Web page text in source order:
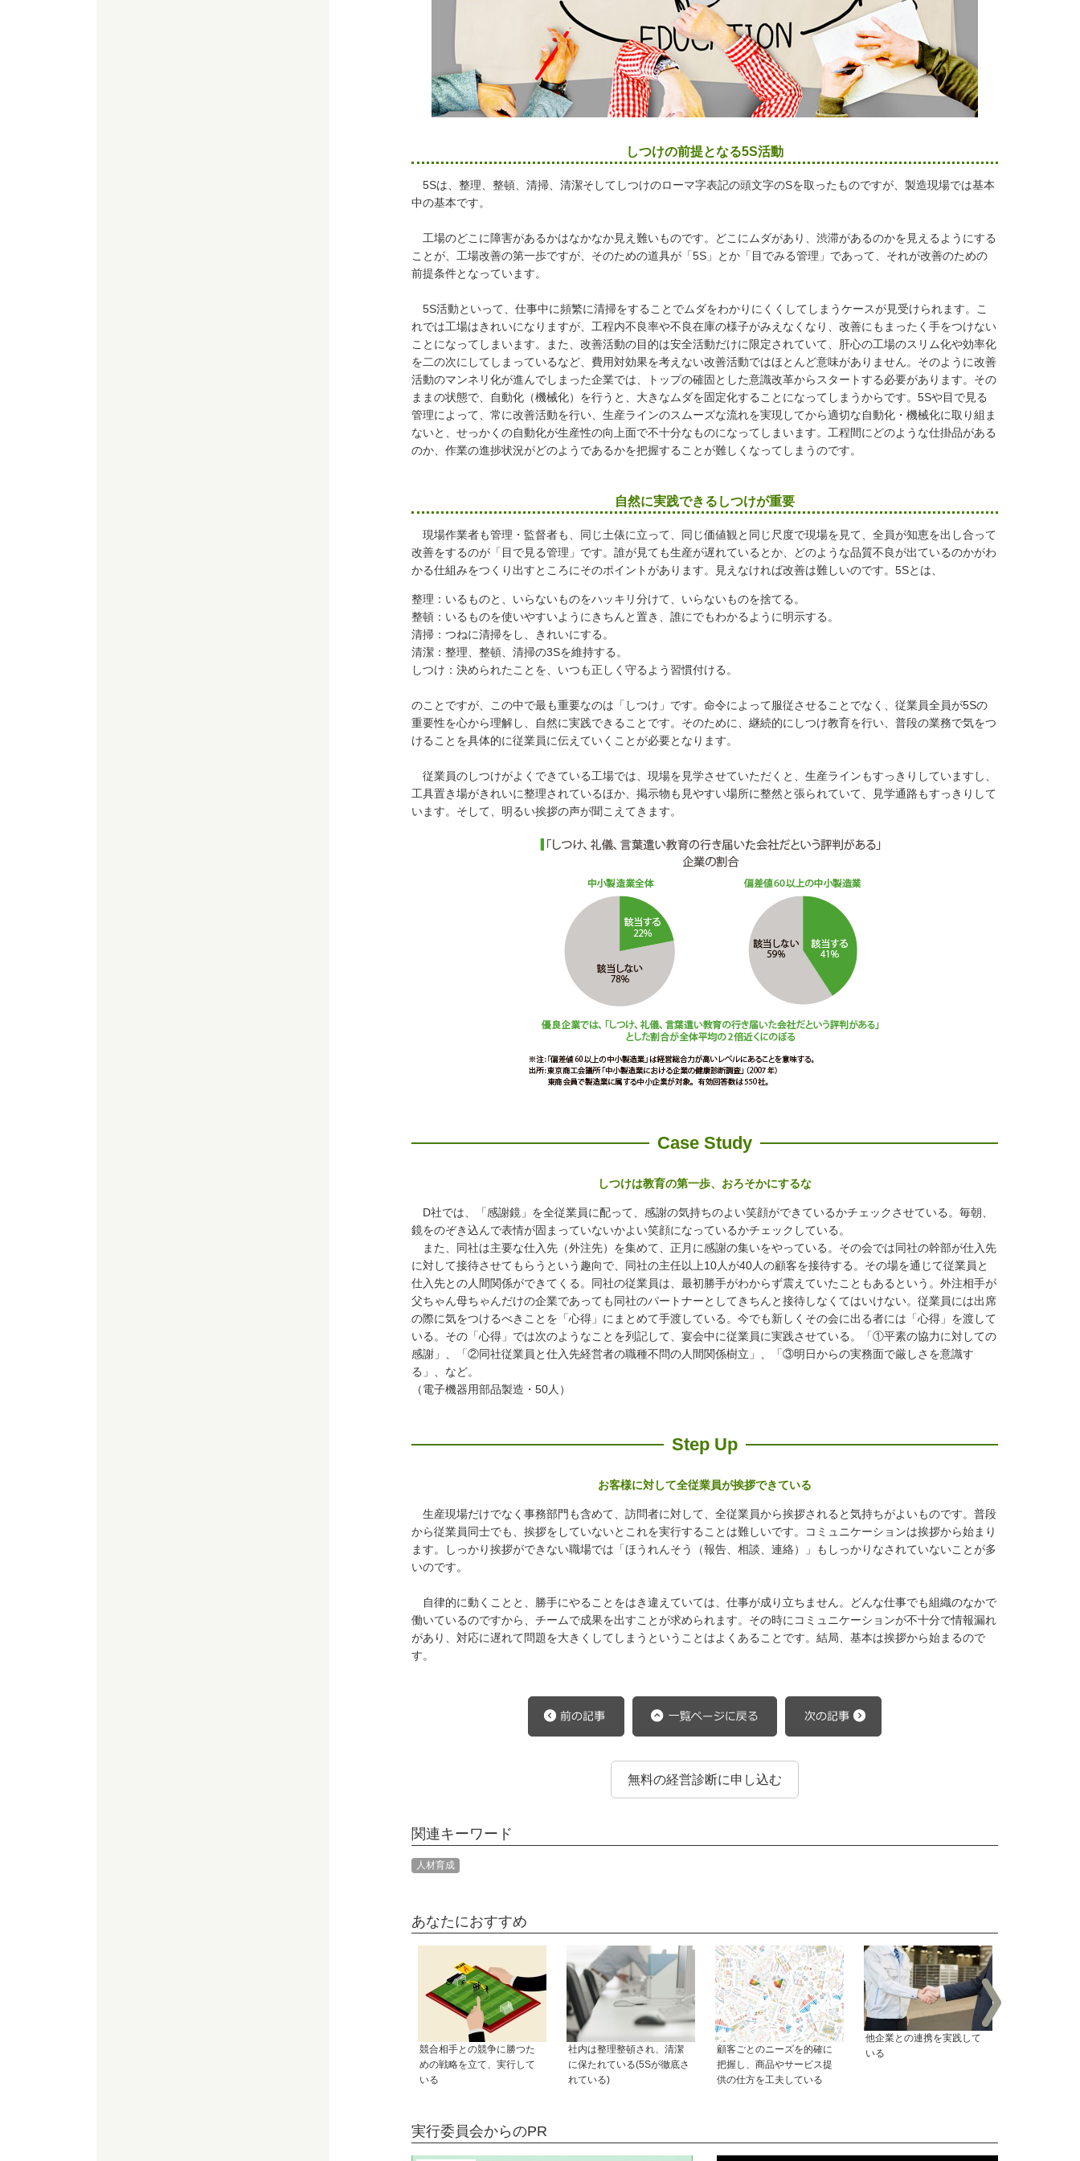
しつけの前提となる5S活動
5Sは、整理、整頓、清掃、清潔そしてしつけのローマ字表記の頭文字のSを取ったものですが、製造現場では基本
中の基本です。
工場のどこに障害があるかはなかなか見え難いものです。どこにムダがあり、渋滞があるのかを見えるようにする
ことが、工場改善の第一歩ですが、そのための道具が「5S」とか「目でみる管理」であって、それが改善のための
前提条件となっています。
5S活動といって、仕事中に頻繁に清掃をすることでムダをわかりにくくしてしまうケースが見受けられます。こ
れでは工場はきれいになりますが、工程内不良率や不良在庫の様子がみえなくなり、改善にもまったく手をつけない
ことになってしまいます。また、改善活動の目的は安全活動だけに限定されていて、肝心の工場のスリム化や効率化
を二の次にしてしまっているなど、費用対効果を考えない改善活動ではほとんど意味がありません。そのように改善
活動のマンネリ化が進んでしまった企業では、トップの確固とした意識改革からスタートする必要があります。その
ままの状態で、自動化（機械化）を行うと、大きなムダを固定化することになってしまうからです。5Sや目で見る
管理によって、常に改善活動を行い、生産ラインのスムーズな流れを実現してから適切な自動化・機械化に取り組ま
ないと、せっかくの自動化が生産性の向上面で不十分なものになってしまいます。工程間にどのような仕掛品がある
のか、作業の進捗状況がどのようであるかを把握することが難しくなってしまうのです。
自然に実践できるしつけが重要
現場作業者も管理・監督者も、同じ土俵に立って、同じ価値観と同じ尺度で現場を見て、全員が知恵を出し合って
改善をするのが「目で見る管理」です。誰が見ても生産が遅れているとか、どのような品質不良が出ているのかがわ
かる仕組みをつくり出すところにそのポイントがあります。見えなければ改善は難しいのです。5Sとは、
整理：いるものと、いらないものをハッキリ分けて、いらないものを捨てる。
整頓：いるものを使いやすいようにきちんと置き、誰にでもわかるように明示する。
清掃：つねに清掃をし、きれいにする。
清潔：整理、整頓、清掃の3Sを維持する。
しつけ：決められたことを、いつも正しく守るよう習慣付ける。
のことですが、この中で最も重要なのは「しつけ」です。命令によって服従させることでなく、従業員全員が5Sの
重要性を心から理解し、自然に実践できることです。そのために、継続的にしつけ教育を行い、普段の業務で気をつ
けることを具体的に従業員に伝えていくことが必要となります。
従業員のしつけがよくできている工場では、現場を見学させていただくと、生産ラインもすっきりしていますし、
工具置き場がきれいに整理されているほか、掲示物も見やすい場所に整然と張られていて、見学通路もすっきりして
います。そして、明るい挨拶の声が聞こえてきます。
Case Study
しつけは教育の第一歩、おろそかにするな
D社では、「感謝鏡」を全従業員に配って、感謝の気持ちのよい笑顔ができているかチェックさせている。毎朝、
鏡をのぞき込んで表情が固まっていないかよい笑顔になっているかチェックしている。
また、同社は主要な仕入先（外注先）を集めて、正月に感謝の集いをやっている。その会では同社の幹部が仕入先
に対して接待させてもらうという趣向で、同社の主任以上10人が40人の顧客を接待する。その場を通じて従業員と
仕入先との人間関係ができてくる。同社の従業員は、最初勝手がわからず震えていたこともあるという。外注相手が
父ちゃん母ちゃんだけの企業であっても同社のパートナーとしてきちんと接待しなくてはいけない。従業員には出席
の際に気をつけるべきことを「心得」にまとめて手渡している。今でも新しくその会に出る者には「心得」を渡して
いる。その「心得」では次のようなことを列記して、宴会中に従業員に実践させている。「①平素の協力に対しての
感謝」、「②同社従業員と仕入先経営者の職種不問の人間関係樹立」、「③明日からの実務面で厳しさを意識す
る」、など。
（電子機器用部品製造・50人）
Step Up
お客様に対して全従業員が挨拶できている
生産現場だけでなく事務部門も含めて、訪問者に対して、全従業員から挨拶されると気持ちがよいものです。普段
から従業員同士でも、挨拶をしていないとこれを実行することは難しいです。コミュニケーションは挨拶から始まり
ます。しっかり挨拶ができない職場では「ほうれんそう（報告、相談、連絡）」もしっかりなされていないことが多
いのです。
自律的に動くことと、勝手にやることをはき違えていては、仕事が成り立ちません。どんな仕事でも組織のなかで
働いているのですから、チームで成果を出すことが求められます。その時にコミュニケーションが不十分で情報漏れ
があり、対応に遅れて問題を大きくしてしまうということはよくあることです。結局、基本は挨拶から始まるので
す。
無料の経営診断に申し込む
関連キーワード
人材育成
あなたにおすすめ
競合相手との競争に勝つた
めの戦略を立て、実行して
いる
社内は整理整頓され、清潔
に保たれている(5Sが徹底さ
れている)
顧客ごとのニーズを的確に
把握し、商品やサービス提
供の仕方を工夫している
他企業との連携を実践して
いる
実行委員会からのPR